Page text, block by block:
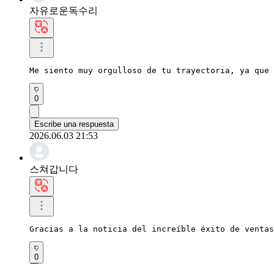
자유로운독수리
Me siento muy orgulloso de tu trayectoria, ya que
0
Escribe una respuesta
2026.06.03 21:53
스쳐갑니다
Gracias a la noticia del increíble éxito de ventas
0